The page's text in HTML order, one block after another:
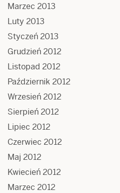
Marzec 2013
Luty 2013
Styczeń 2013
Grudzień 2012
Listopad 2012
Październik 2012
Wrzesień 2012
Sierpień 2012
Lipiec 2012
Czerwiec 2012
Maj 2012
Kwiecień 2012
Marzec 2012